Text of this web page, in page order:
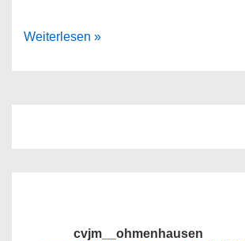
CVJM
Weiterlesen »
cvjm__ohmenhausen